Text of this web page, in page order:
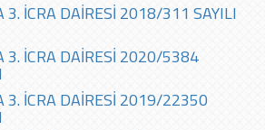
3. İCRA DAİRESİ 2018/311 SAYILI
3. İCRA DAİRESİ 2020/5384
3. İCRA DAİRESİ 2019/22350